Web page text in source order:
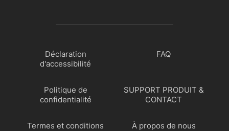
Déclaration
d'accessibilité
FAQ
Politique de
confidentialité
SUPPORT PRODUIT &
CONTACT
Termes et conditions À propos de nous